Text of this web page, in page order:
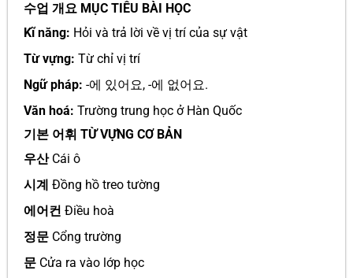
수업 개요 MỤC TIÊU BÀI HỌC
Kĩ năng: Hỏi và trả lời về vị trí của sự vật
Từ vựng: Từ chỉ vị trí
Ngữ pháp: -에 있어요, -에 없어요.
Văn hoá: Trường trung học ở Hàn Quốc
기본 어휘 TỪ VỰNG CƠ BẢN
우산Cái ô
시계 Đồng hồ treo tường
에어컨 Điều hoà
정문 Cổng trường
문 Cửa ra vào lớp học